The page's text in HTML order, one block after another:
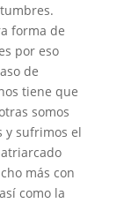
forma de
por eso
de
tiene que
somos
y sufrimos el
más con
como la